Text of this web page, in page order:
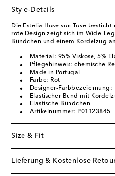
Style-Details
Die Estelia Hose von Tove besticht
rote Design zeigt sich im Wide-
Bündchen und einem Kordelzug
Material: 95% Viskose, 5%
Pflegehinweis: chemische
Made in Portugal
Farbe: Rot
Designer-Farbbezeichnung:
Elastischer Bund mit
Elastische Bündchen
Artikelnummer: P01123845
Size & Fit
Lieferung & Kostenlose